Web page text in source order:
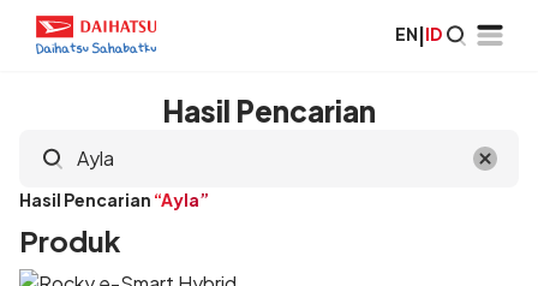
EN|ID
Hasil Pencarian
Hasil Pencarian “Ayla”
Produk